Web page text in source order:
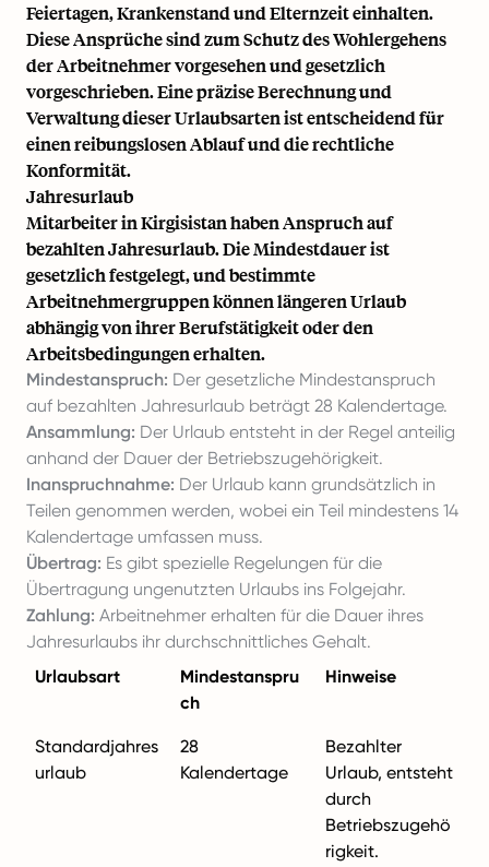
Feiertagen, Krankenstand und Elternzeit einhalten.
Diese Ansprüche sind zum Schutz des Wohlergehens
der Arbeitnehmer vorgesehen und gesetzlich
vorgeschrieben. Eine präzise Berechnung und
Verwaltung dieser Urlaubsarten ist entscheidend für
einen reibungslosen Ablauf und die rechtliche
Konformität.
Jahresurlaub
Mitarbeiter in Kirgisistan haben Anspruch auf
bezahlten Jahresurlaub. Die Mindestdauer ist
gesetzlich festgelegt, und bestimmte
Arbeitnehmergruppen können längeren Urlaub
abhängig von ihrer Berufstätigkeit oder den
Arbeitsbedingungen erhalten.
Mindestanspruch: Der gesetzliche Mindestanspruch
auf bezahlten Jahresurlaub beträgt 28 Kalendertage.
Ansammlung: Der Urlaub entsteht in der Regel anteilig
anhand der Dauer der Betriebszugehörigkeit.
Inanspruchnahme: Der Urlaub kann grundsätzlich in
Teilen genommen werden, wobei ein Teil mindestens 14
Kalendertage umfassen muss.
Übertrag: Es gibt spezielle Regelungen für die
Übertragung ungenutzten Urlaubs ins Folgejahr.
Zahlung: Arbeitnehmer erhalten für die Dauer ihres
Jahresurlaubs ihr durchschnittliches Gehalt.
Urlaubsart
Mindestanspru
ch
Hinweise
Standardjahres
urlaub
28
Kalendertage
Bezahlter
Urlaub, entsteht
durch
Betriebszugehö
rigkeit.